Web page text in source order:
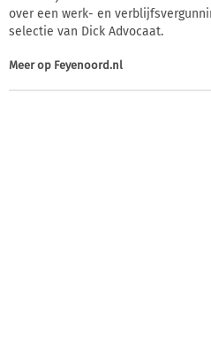
over een werk- en
selectie van Dick Advocaat.
Meer op Feyenoord.nl